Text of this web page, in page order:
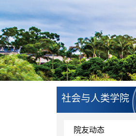
社会与人类学院
院友动态